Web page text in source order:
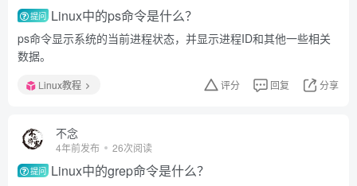
提问 Linux中的ps命令是什么？
ps命令显示系统的当前进程状态，并显示进程ID和其他一些相关
数据。
Linux教程 评分 回复 分享
不念
4年前发布 26次阅读
提问 Linux中的grep命令是什么？